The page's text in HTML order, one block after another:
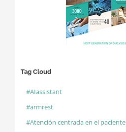
Tag Cloud
#AIassistant
#armrest
#Atención centrada en el paciente